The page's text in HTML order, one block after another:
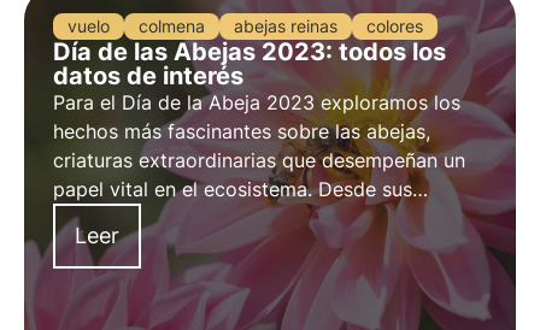
vuelo colmena abejas reinas colores
Día de las Abejas 2023: todos los
datos de interés
Para el Día de la Abeja 2023 exploramos los
hechos más fascinantes sobre lasabejas,
criaturas extraordinarias que desempeñan un
papel vital en el ecosistema. Desde sus
habilidades para volar hasta el increíble
tamaño de sus familias, descubrimos juntos lo
extraordinarias e importantes que son para
protegerlas.
Leer